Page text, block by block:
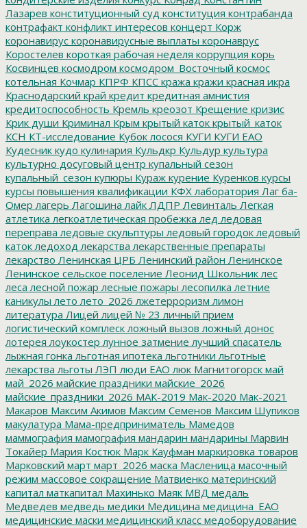
Лазарев конституционный суд конституция контрабанда
контрафакт конфликт интересов концерт Корж
коронавирус коронавирусные выплаты коронаврус
Коростелев короткая рабочая неделя коррупция корь
Косвинцев космодром космодром_Восточный космос
котельная Кочмар КПРФ КПСС кража кражи красная икра
Краснодарский край кредит кредитная амнистия
кредитоспособность Кремль креозот Крещение кризис
Крик души Криминал Крым крытый каток крытый_каток
КСН КТ-исследование Кубок лосося КУГИ КУГИ ЕАО
Кудесник кудо кулинария Кульдкр Кульдур культура
культурно досуговый центр купальный сезон
купальный_сезон купюры Кураж курение Куренков курсы
курсы повышения квалификации КФХ лаборатория Лаг ба-
Омер лагерь Лагошина лайк ЛДПР Левинталь Легкая
атлетика легкоатлетическая пробежка лед ледовая
переправа ледовые скульптуры ледовый городок ледовый
каток ледоход лекарства лекарственные препараты
лекарство Ленинская ЦРБ Ленинский район Ленинское
Ленинское сельское поселение Леонид Школьник лес
леса лесной пожар лесные пожары лесопилка летние
каникулы лето лето_2026 лжетерроризм лимон
литература Лицей лицей № 23 личный прием
логистический комплеск ложный вызов ложный донос
лотерея лоукостер лунное затмение лучший спасатель
лыжная гонка льготная ипотека льготники льготные
лекарства льготы ЛЭП люди ЕАО люк Магнитогорск май
май_2026 майские праздники майские_2026
майские_праздники_2026 МАК-2019 Мак-2020 Мак-2021
Макаров Максим Акимов Максим Семенов Максим Шупиков
макулатура Мама-предприниматель Мамедов
маммография мамография мандарин мандарины Марвин
Токайер Мария Костюк Марк Кауфман маркировка товаров
Марковский март март_2026 маска Масленица масочный
режим массовое сокращение Матвиенко материнский
капитал маткапитал Махинько Маяк МВД медаль
Медведев медведь медики Медицина медицина_ЕАО
медицинские маски медицинский класс медоборудование